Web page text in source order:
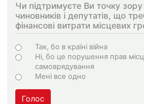
Чи підтримуєте Ви точку зору
чиновників і депутатів, що
фінансові витрати місцевих
Choices
Так, бо в країні війна
Ні, бо це порушення прав
самоврядування
Мені все одно
Голос